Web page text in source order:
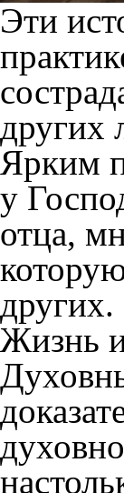
Эти
других
Ярким
у
отца,
других.
Жизнь